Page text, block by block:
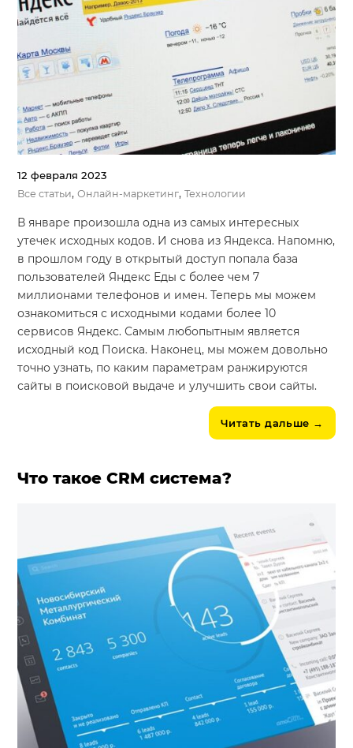
12 февраля 2023
Все статьи,Онлайн-маркетинг,Технологии
В январе произошла одна из самых интересных
утечек исходных кодов. И снова из Яндекса. Напомню,
в прошлом году в открытый доступ попала база
пользователей Яндекс Еды с более чем 7
миллионами телефонов и имен. Теперь мы можем
ознакомиться с исходными кодами более 10
сервисов Яндекс. Самым любопытным является
исходный код Поиска. Наконец, мы можем довольно
точно узнать, по каким параметрам ранжируются
сайты в поисковой выдаче и улучшить свои сайты.
Читать дальше →
Что такое CRM система?